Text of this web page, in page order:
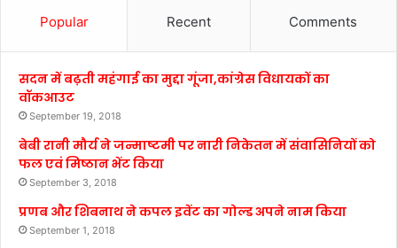
Popular Recent Comments
सदन में बढ़ती महंगाई का मुद्दा गूंजा,कांग्रेस विधायकों का
वॉकआउट
September 19, 2018
बेबी रानी मौर्य ने जन्माष्टमी पर नारी निकेतन में संवासिनियों को
फल एवं मिष्ठान भेंट किया
September 3, 2018
प्रणब और शिबनाथ ने कपल इवेंट का गोल्ड अपने नाम किया
September 1, 2018